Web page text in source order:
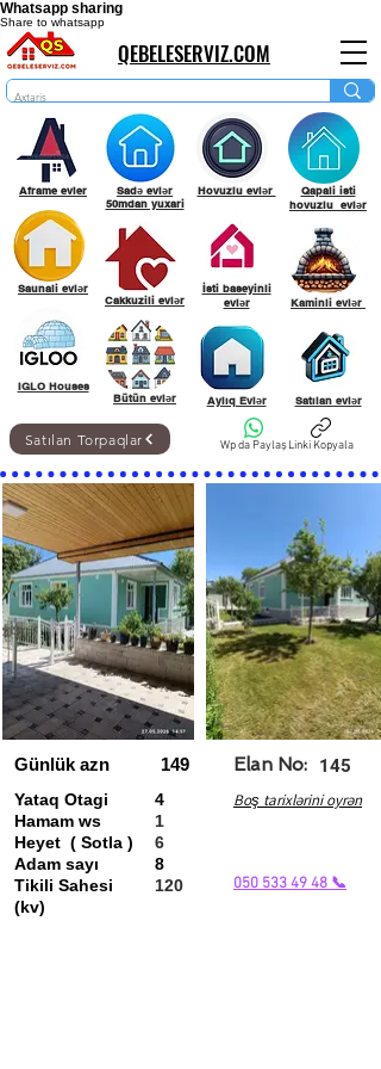
Whatsapp sharing
Share to whatsapp
QEBELESERVIZ.COM
Aframe evler
Saunali evlər
IGLO Houses
Sadə evlər
50mdan yuxari
Cakkuzili evlər
Bütün evlər
Hovuzlu evlər
İsti baseyinli
evlər
Aylıq Evlər
Qapali isti
hovuzlu evlər
Kaminli evlər
Satılan evlər
Wp da PaylaşLinki Kopyala
Satılan Torpaqlar
Günlük azn
Yataq Otagi
Hamam ws
Heyet ( Sotla )
Adam sayı
Tikili Sahesi
(kv)
149
4
Elan No: 145
Boş tarixlərini oyrən
1
6
8
120
050 533 49 48 📞